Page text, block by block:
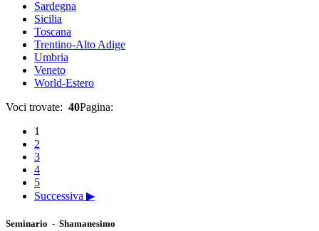
Sardegna
Sicilia
Toscana
Trentino-Alto Adige
Umbria
Veneto
World-Estero
Voci trovate: 40Pagina:
1
2
3
4
5
Successiva ▶
Seminario - Shamanesimo